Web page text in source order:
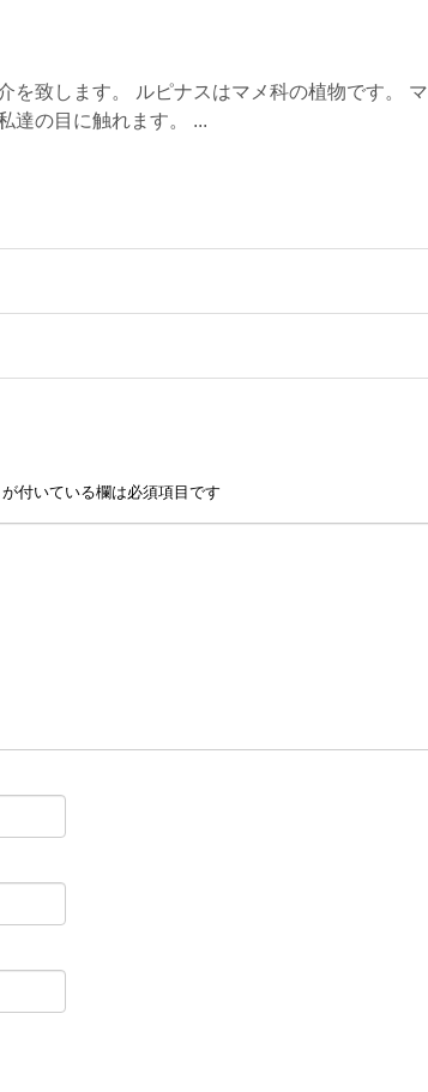
を致します。 ルピナスはマメ科の植物です。 マ
達の目に触れます。 ...
が付いている欄は必須項目です